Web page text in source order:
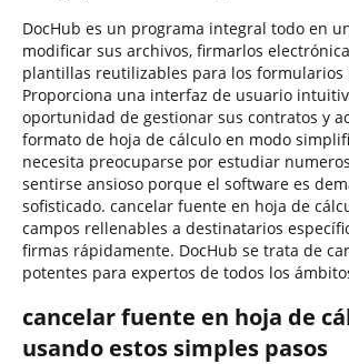
DocHub es un programa integral todo en
modificar sus archivos, firmarlos
plantillas reutilizables para los formularios
Proporciona una interfaz de usuario
oportunidad de gestionar sus contratos y
formato de hoja de cálculo en modo
necesita preocuparse por estudiar
sentirse ansioso porque el software es
sofisticado. cancelar fuente en hoja de
campos rellenables a destinatarios
firmas rápidamente. DocHub se trata de
potentes para expertos de todos los
cancelar fuente en hoja de
usando estos simples pasos